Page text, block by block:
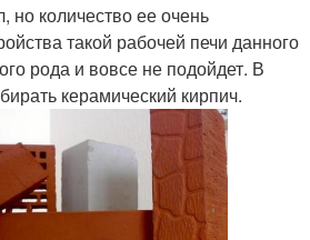
но количество ее очень
такой рабочей печи данного
рода и вовсе не подойдет. В
керамический кирпич.